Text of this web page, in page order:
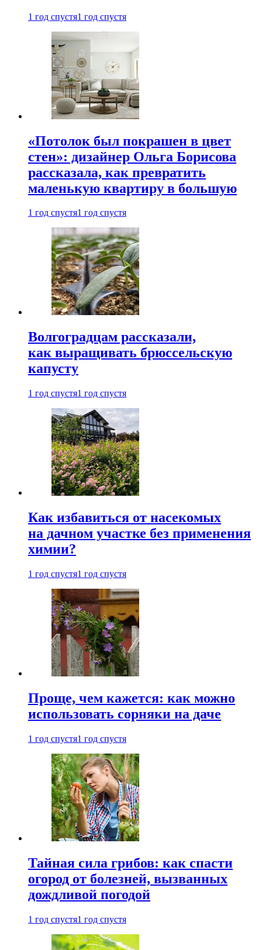
1 год спустя1 год спустя
«Потолок был покрашен в цвет
стен»: дизайнер Ольга Борисова
рассказала, как превратить
маленькую квартиру в большую
1 год спустя1 год спустя
Волгоградцам рассказали,
как выращивать брюссельскую
капусту
1 год спустя1 год спустя
Как избавиться от насекомых
на дачном участке без применения
химии?
1 год спустя1 год спустя
Проще, чем кажется: как можно
использовать сорняки на даче
1 год спустя1 год спустя
Тайная сила грибов: как спасти
огород от болезней, вызванных
дождливой погодой
1 год спустя1 год спустя